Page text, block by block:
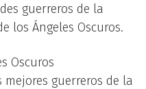
guerreros de la
los Ángeles Oscuros.
Oscuros
mejores guerreros de la